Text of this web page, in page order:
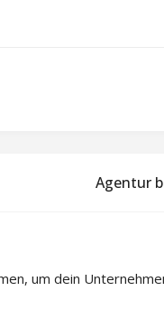
Agentur
um dein